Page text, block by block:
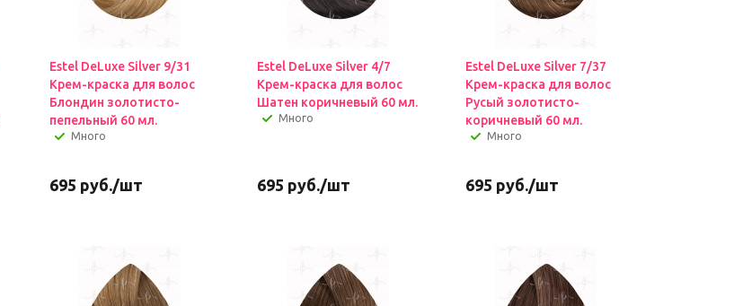
Estel DeLuxe Silver 9/31
Крем-краска для волос
Блондин золотисто-
пепельный 60 мл.
Много
695 руб./шт
Estel DeLuxe Silver 4/7
Крем-краска для волос
Шатен коричневый 60 мл.
Много
695 руб./шт
Estel DeLuxe Silver 7/37
Крем-краска для волос
Русый золотисто-
коричневый 60 мл.
Много
695 руб./шт